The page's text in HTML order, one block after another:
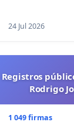
24 Jul 2026
Registros
Rodrigo
1 049 firmas